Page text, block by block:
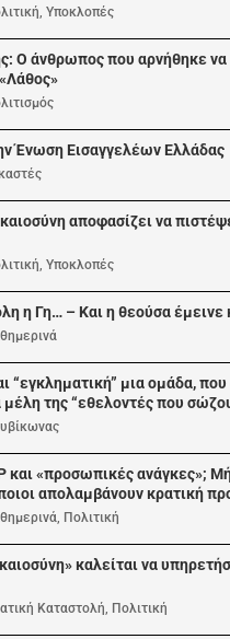
,Υποκλοπές
Ο άνθρωπος που αρνήθηκε να
Ένωση Εισαγγελέων Ελλάδας
αποφασίζει να
,Υποκλοπές
η Γη… – Και η θεούσα έμεινε
“εγκληματική” μια ομάδα, που
της “εθελοντές που
και «προσωπικές ανάγκες»;
απολαμβάνουν κρατική
, Πολιτική
καλείται να
Καταστολή, Πολιτική